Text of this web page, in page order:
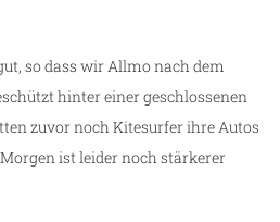
so dass wir Allmo nach dem
hinter einer geschlossenen
zuvor noch Kitesurfer ihre Autos
ist leider noch stärkerer